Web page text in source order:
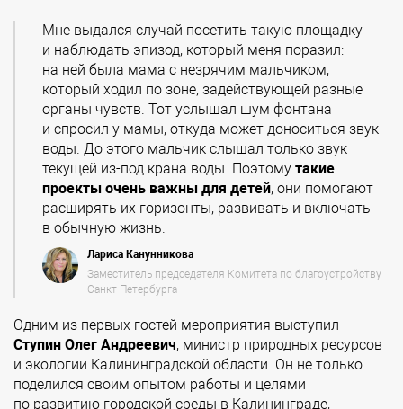
Мне выдался случай посетить такую площадку
и наблюдать эпизод, который меня поразил:
на ней была мама с незрячим мальчиком,
который ходил по зоне, задействующей разные
органы чувств. Тот услышал шум фонтана
и спросил у мамы, откуда может доноситься звук
воды. До этого мальчик слышал только звук
текущей из-под крана воды. Поэтому такие
проекты очень важны для детей, они помогают
расширять их горизонты, развивать и включать
в обычную жизнь.
Лариса Канунникова
Заместитель председателя Комитета по благоустройству
Санкт-Петербурга
Одним из первых гостей мероприятия выступил
Ступин Олег Андреевич, министр природных ресурсов
и экологии Калининградской области. Он не только
поделился своим опытом работы и целями
по развитию городской среды в Калининграде,